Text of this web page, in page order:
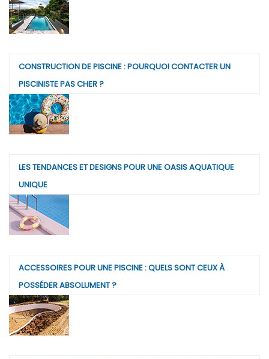
CONSTRUCTION DE PISCINE : POURQUOI CONTACTER UN
PISCINISTE PAS CHER ?
LES TENDANCES ET DESIGNS POUR UNE OASIS AQUATIQUE
UNIQUE
ACCESSOIRES POUR UNE PISCINE : QUELS SONT CEUX À
POSSÉDER ABSOLUMENT ?